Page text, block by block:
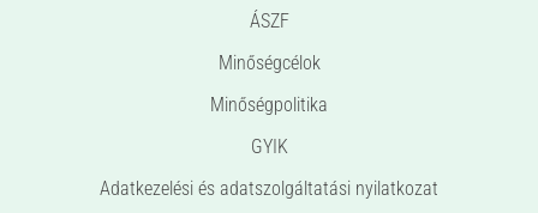
ÁSZF
Minőségcélok
Minőségpolitika
GYIK
Adatkezelési és adatszolgáltatási nyilatkozat